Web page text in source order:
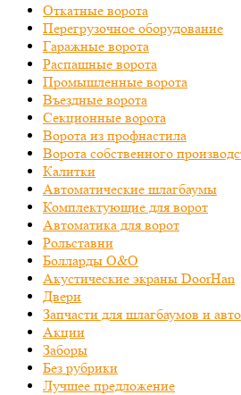
Откатные ворота
Перегрузочное оборудование
Гаражные ворота
Распашные ворота
Промышленные ворота
Въездные ворота
Секционные ворота
Ворота из профнастила
Ворота собственного
Калитки
Автоматические шлагбаумы
Комплектующие для ворот
Автоматика для ворот
Рольставни
Болларды O&O
Акустические экраны DoorHan
Двери
Запчасти для шлагбаумов и
Акции
Заборы
Без рубрики
Лучшее предложение